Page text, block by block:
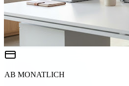
AB MONATLICH